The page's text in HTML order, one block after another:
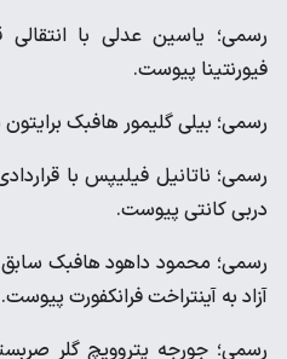
رسمی؛ یاسین عدلی با
فیورنتینا پیوست.
رسمی؛ بیلی گلیمور هافبک
رسمی؛ ناتانیل فیلیپس با
دربی کانتی پیوست.
رسمی؛ محمود داهود هافبک سابق
آزاد به آینتراخت فرانکفورت پیوست.
رسمی؛ جورجه پتروویچ گلر